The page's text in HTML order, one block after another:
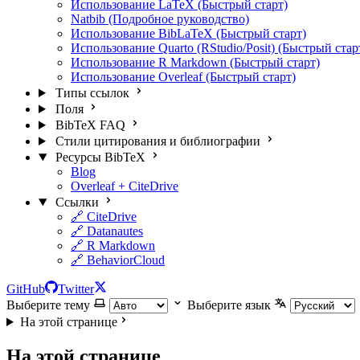
Использование LaTeX (Быстрый старт)
Natbib (Подробное руководство)
Использование BibLaTeX (Быстрый старт)
Использование Quarto (RStudio/Posit) (Быстрый
Использование R Markdown (Быстрый старт)
Использование Overleaf (Быстрый старт)
Типы ссылок
Поля
BibTeX FAQ
Стили цитирования и библиографии
Ресурсы BibTeX
Blog
Overleaf + CiteDrive
Ссылки
🔗 CiteDrive
🔗 Datanautes
🔗 R Markdown
🔗 BehaviorCloud
GitHub
Twitter
Выберите тему
Выберите язык
На этой странице